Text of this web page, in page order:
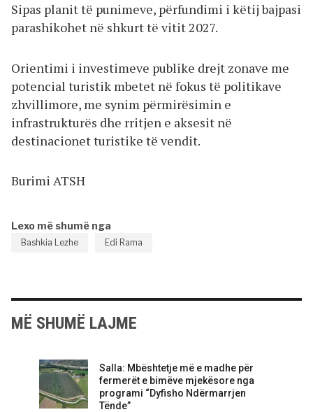
Sipas planit të punimeve, përfundimi i këtij bajpasi
parashikohet në shkurt të vitit 2027.
Orientimi i investimeve publike drejt zonave me
potencial turistik mbetet në fokus të politikave
zhvillimore, me synim përmirësimin e
infrastrukturës dhe rritjen e aksesit në
destinacionet turistike të vendit.
Burimi ATSH
Lexo më shumë nga
Bashkia Lezhe Edi Rama
MË SHUMË LAJME
Salla: Mbështetje më e madhe për
fermerët e bimëve mjekësore nga
programi “Dyfisho Ndërmarrjen
Tënde”